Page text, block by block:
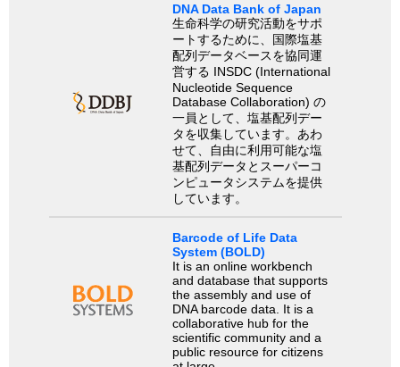
DNA Data Bank of Japan
生命科学の研究活動をサポ
ートするために、国際塩基
配列データベースを協同運
営する INSDC (International
Nucleotide Sequence
Database Collaboration) の
一員として、塩基配列デー
タを収集しています。あわ
せて、自由に利用可能な塩
基配列データとスーパーコ
ンピュータシステムを提供
しています。
Barcode of Life Data
System (BOLD)
It is an online workbench
and database that supports
the assembly and use of
DNA barcode data. It is a
collaborative hub for the
scientific community and a
public resource for citizens